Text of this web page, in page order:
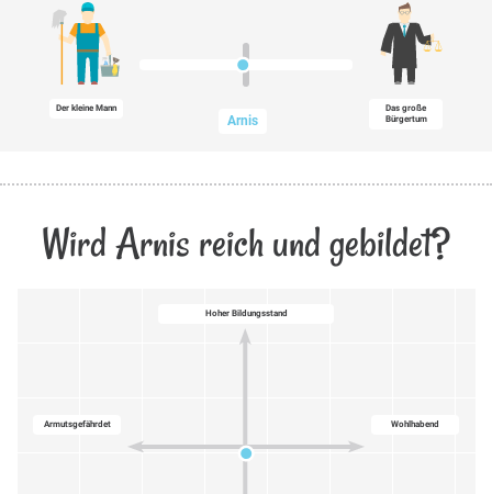
Der kleine Mann
Arnis
Das große
Bürgertum
Wird Arnis reich und gebildet?
Hoher Bildungsstand
Wohlhabend
Armutsgefährdet